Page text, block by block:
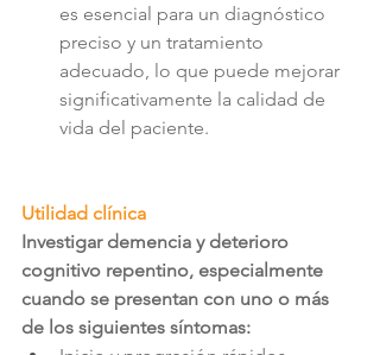
es esencial para un diagnóstico
preciso y un tratamiento
adecuado, lo que puede mejorar
significativamente la calidad de
vida del paciente.
Utilidad clínica
Investigar demencia y deterioro
cognitivo repentino, especialmente
cuando se presentan con uno o más
de los siguientes síntomas: